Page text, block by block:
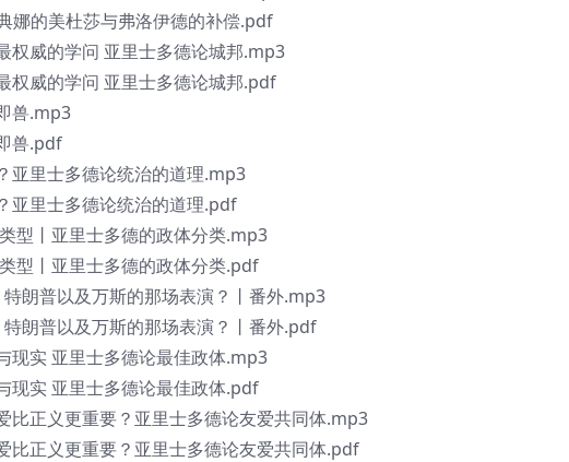
娜的美杜莎与弗洛伊德的补偿.pdf
权威的学问 亚里士多德论城邦.mp3
权威的学问 亚里士多德论城邦.pdf
兽.mp3
兽.pdf
亚里士多德论统治的道理.mp3
亚里士多德论统治的道理.pdf
型丨亚里士多德的政体分类.mp3
型丨亚里士多德的政体分类.pdf
朗普以及万斯的那场表演？丨番外.mp3
朗普以及万斯的那场表演？丨番外.pdf
现实 亚里士多德论最佳政体.mp3
现实 亚里士多德论最佳政体.pdf
比正义更重要？亚里士多德论友爱共同体.mp3
比正义更重要？亚里士多德论友爱共同体.pdf